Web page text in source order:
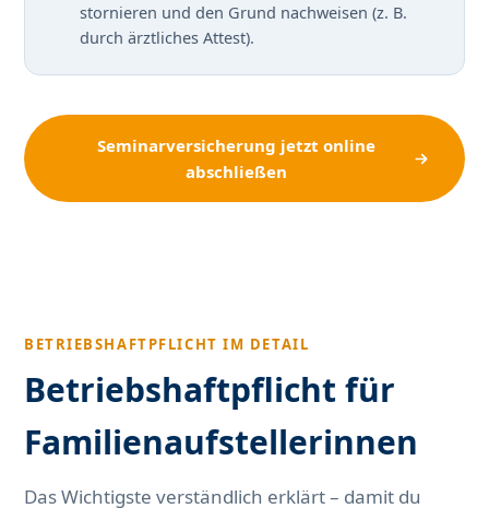
stornieren und den Grund nachweisen (z. B.
durch ärztliches Attest).
Seminarversicherung jetzt online
abschließen
BETRIEBSHAFTPFLICHT IM DETAIL
Betriebshaftpflicht für
Familienaufstellerinnen
Das Wichtigste verständlich erklärt – damit du